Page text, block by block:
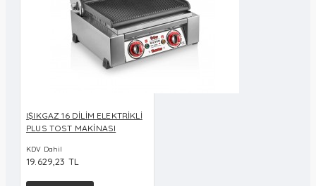
IŞIKGAZ 16 DİLİM ELEKTRİKLİ
PLUS TOST MAKİNASI
KDV Dahil
19.629,23 TL